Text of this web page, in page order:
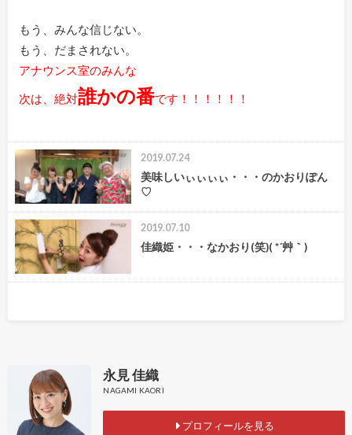
もう、みんな信じない。
もう、だまされない。
アナウンス室のみんな
次は、絶対誰かの番です！！！！！！
2019.07.24
美味しいぃぃぃぃ・・・のかおりぽん
♡
2019.07.10
佳織姫・・・なかおり(笑)( *´艸｀)
永見 佳織
NAGAMI KAORI
プロフィールを見る